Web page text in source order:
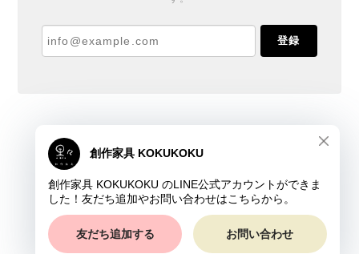
登録
創作家具 KOKUKOKU
プライバシーポリシー 特定商取引法に基づく表記 会員規約